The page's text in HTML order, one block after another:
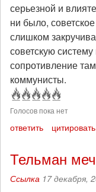
серьезной и
ни было,
слишком
советскую
сопротивление
коммунисты.
Голосов пока нет
ответить цитировать
Тельман
Ссылка 17 декабря,